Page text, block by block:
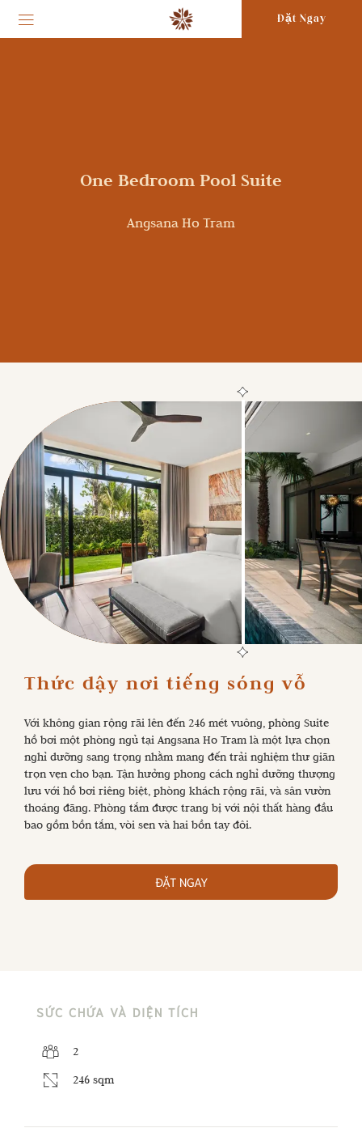
Đặt Ngay
One Bedroom Pool Suite
Angsana Ho Tram
Thức dậy nơi tiếng sóng vỗ
Với không gian rộng rãi lên đến 246 mét vuông, phòng Suite
hồ bơi một phòng ngủ tại Angsana Ho Tram là một lựa chọn
nghỉ dưỡng sang trọng nhằm mang đến trải nghiệm thư giãn
trọn vẹn cho bạn. Tận hưởng phong cách nghỉ dưỡng thượng
lưu với hồ bơi riêng biệt, phòng khách rộng rãi, và sân vườn
thoáng đãng. Phòng tắm được trang bị với nội thất hàng đầu
bao gồm bồn tắm, vòi sen và hai bồn tay đôi.
ĐẶT NGAY
SỨC CHỨA VÀ DIỆN TÍCH
2
246 sqm